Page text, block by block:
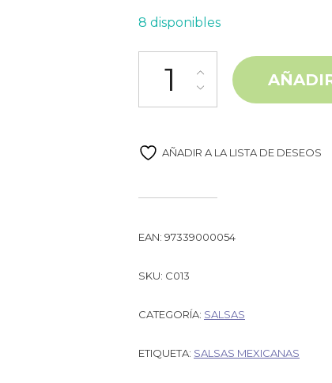
8 disponibles
Salsa Valentina Amarilla
AÑADIR A LA LISTA DE DESEOS
EAN: 97339000054
SKU: C013
CATEGORÍA: SALSAS
ETIQUETA: SALSAS MEXICANAS